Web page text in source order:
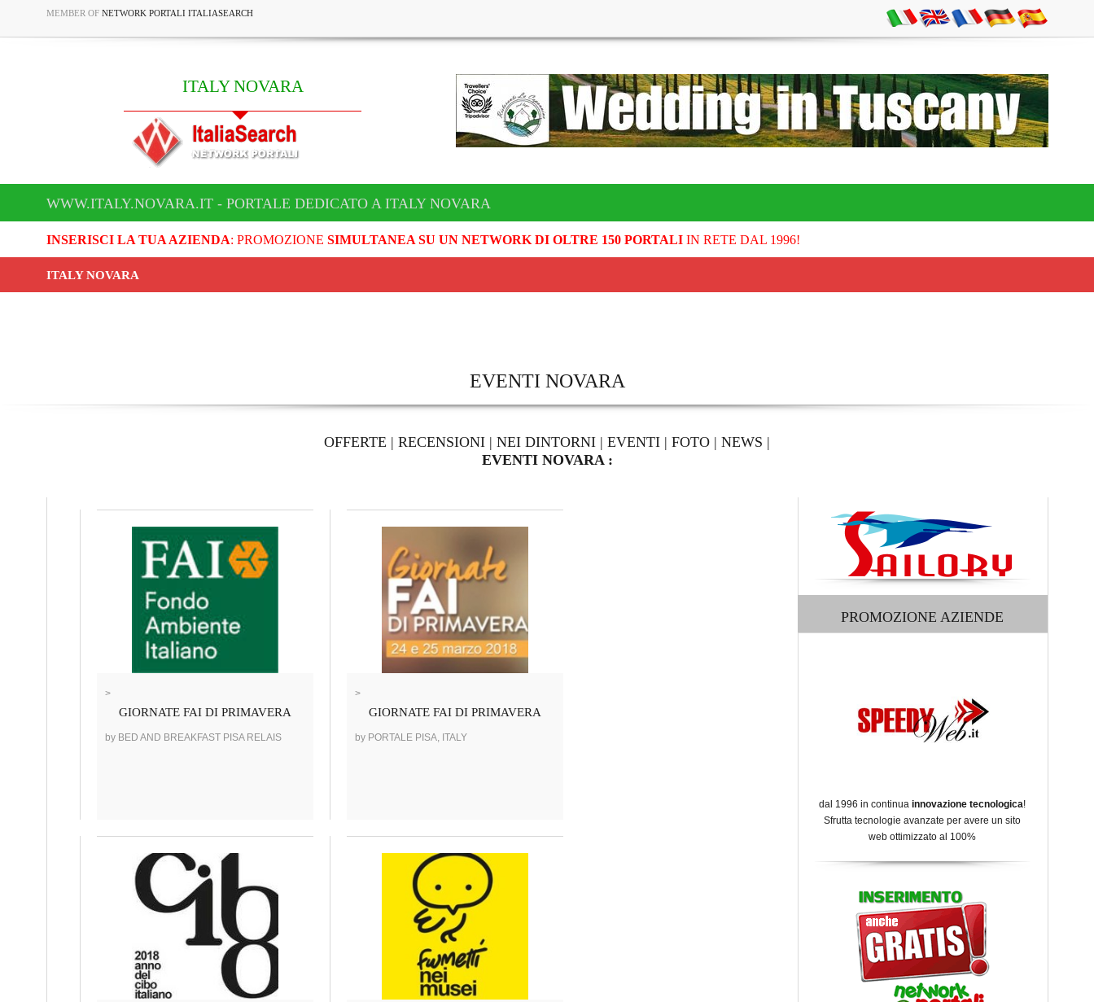
MEMBER OF NETWORK PORTALI ITALIASEARCH
ITALY NOVARA
WWW.ITALY.NOVARA.IT - PORTALE DEDICATO A ITALY NOVARA
INSERISCI LA TUA AZIENDA: PROMOZIONE SIMULTANEA SU UN NETWORK DI OLTRE 150 PORTALIIN RETE DAL 1996!
ITALY NOVARA
EVENTI NOVARA
OFFERTE | RECENSIONI | NEI DINTORNI | EVENTI | FOTO | NEWS |
EVENTI NOVARA :
>
GIORNATE FAI DI PRIMAVERA
by BED AND BREAKFAST PISA RELAIS
>
GIORNATE FAI DI PRIMAVERA
by PORTALE PISA, ITALY
PROMOZIONE AZIENDE
dal 1996 in continua innovazione tecnologica!
Sfrutta tecnologie avanzate per avere un sito
web ottimizzato al 100%